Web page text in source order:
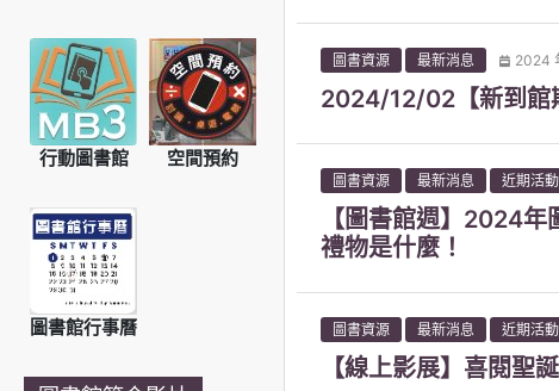
行動圖書館 空間預約
圖書館行事曆
圖書資源 最新消息 2024
2024/12/02【新到館
圖書資源 最新消息 近期活動
【圖書館週】2024
禮物是什麼！
圖書資源 最新消息 近期活動
【線上影展】喜閱聖